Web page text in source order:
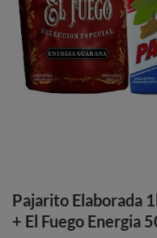
Pajarito Elaborada
+ El Fuego Energia